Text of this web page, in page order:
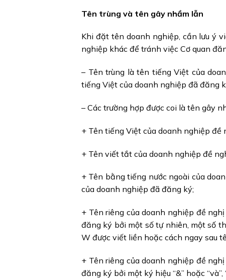
Tên trùng và tên gây nhầm lẫn
Khi đặt tên doanh nghiệp, cần lưu ý
nghiệp khác để tránh việc Cơ quan
– Tên trùng là tên tiếng Việt của
tiếng Việt của doanh nghiệp đã đăng
– Các trường hợp được coi là tên gây
+ Tên tiếng Việt của doanh nghiệp
+ Tên viết tắt của doanh nghiệp đề
+ Tên bằng tiếng nước ngoài của
của doanh nghiệp đã đăng ký;
+ Tên riêng của doanh nghiệp đề
đăng ký bởi một số tự nhiên, một số
W được viết liền hoặc cách ngay sau
+ Tên riêng của doanh nghiệp đề
đăng ký bởi một ký hiệu “&” hoặc “và”, “.”,